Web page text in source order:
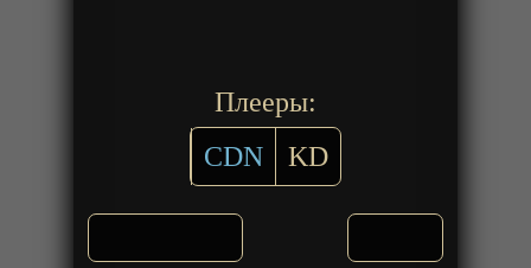
Плееры:
CDN
KD